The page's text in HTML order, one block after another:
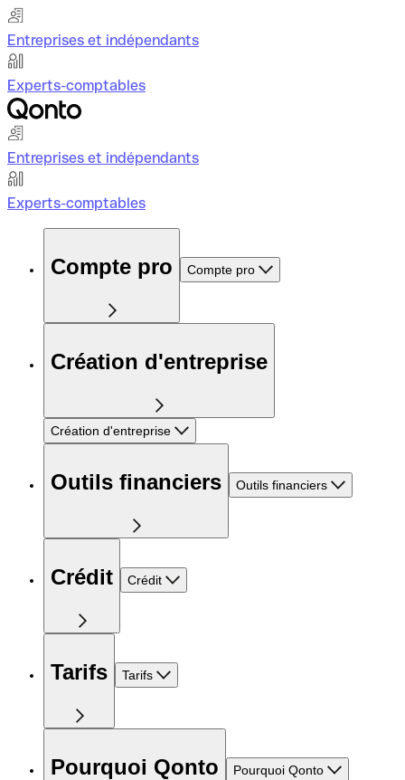
Entreprises et indépendants
Experts-comptables
Entreprises et indépendants
Experts-comptables
Compte pro Compte pro
Création d'entreprise
Création d'entreprise
Outils financiers Outils financiers
Crédit Crédit
Tarifs Tarifs
Pourquoi Qonto Pourquoi Qonto